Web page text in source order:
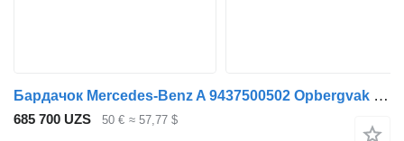
Бардачок Mercedes-Benz A 9437500502 Opbergvak RH Actros Euro 5 для грузовика Mercedes-Benz RH ACTROS EURO 5
685 700 UZS 50 € ≈ 57,77 $